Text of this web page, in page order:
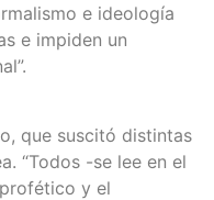
e ideología
e impiden un
que suscitó distintas
“Todos -se lee en el
y el